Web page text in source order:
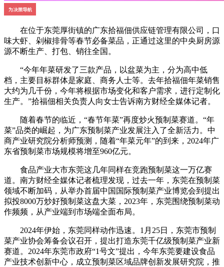
在位于东莞厚街镇的广东拾福佃供应链管理有限公司，口
味大虾、剁椒排骨等春节必备菜品，正通过这里的中央厨房源
源不断生产、打包、销往全国。
“今年年菜研发了三款产品，以盆菜为主，分为高中低
档，主要目标群体是家庭、商务人士等。去年拾福佃年菜销售
大约为几千份，今年将根据市场变化和客户需求，进行定制化
生产。”拾福佃相关负责人向女士告诉南方财经全媒体记者。
随着春节的临近，“春节年菜”再度炒火预制菜赛道。“年
菜”品类的崛起，为广东预制菜产业发展注入了全新活力。中
商产业研究院分析师预测，随着“年菜元年”的到来，2024年广
东省预制菜市场规模将增至960亿元。
食品产业大市东莞这几年同样在竞跑预制菜这一万亿赛
道。南方财经全媒体记者梳理发现，过去一年，东莞在预制菜
领域不断加码，从举办首届中国国际预制菜产业博览会到提出
拟投8000万炒好预制菜这盘大菜，2023年，东莞围绕预制菜动
作频频，从产业端到市场端全面布局。
2024年伊始，东莞同样动作迅速。1月25日，东莞市预制
菜产业协会筹备会议召开，提出打造东莞千亿级预制菜产业新
赛道。2024年东莞市政府“1号文”提出，今年东莞要建设食品
产业技术创新中心，成立预制菜区域品牌创新发展研究院，推